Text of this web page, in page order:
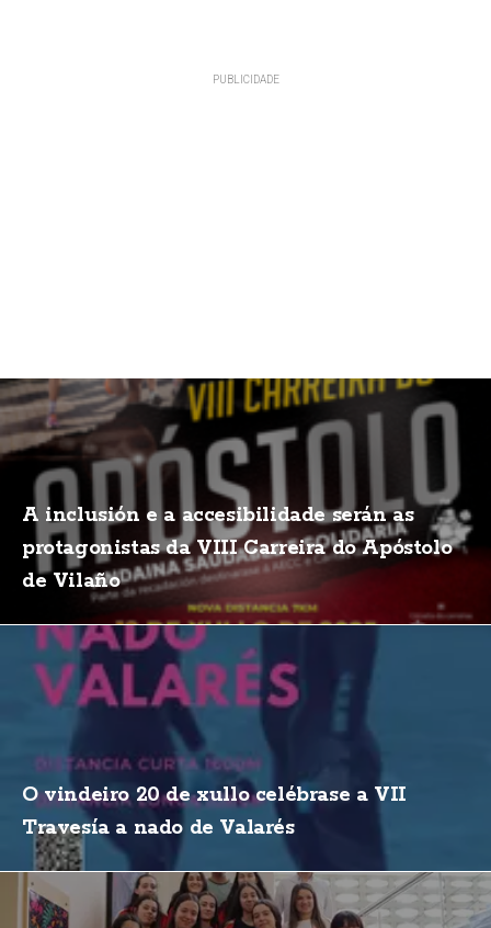
A inclusión e a accesibilidade serán as
protagonistas da VIII Carreira do Apóstolo
de Vilaño
O vindeiro 20 de xullo celébrase a VII
Travesía a nado de Valarés